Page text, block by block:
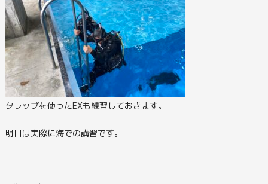
タラップを使ったEXも練習しておきます。
明日は実際に海での講習です。